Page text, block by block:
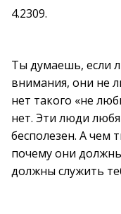
4.2309.
Ты думаешь, если
внимания, они не
нет такого «не
нет. Эти люди
бесполезен. А чем
почему они
должны служить